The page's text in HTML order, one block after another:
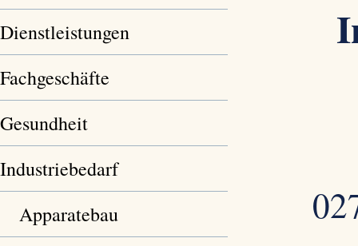
Dienstleistungen
Fachgeschäfte
Gesundheit
Industriebedarf
Apparatebau